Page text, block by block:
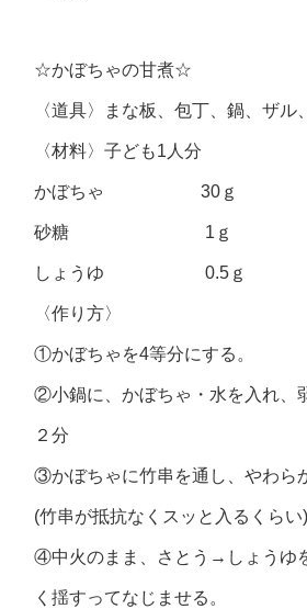
☆かぼちゃの甘煮☆
〈道具〉まな板、包丁、鍋、ザル
〈材料〉子ども1人分
かぼちゃ 30ｇ
砂糖 1ｇ
しょうゆ 0.5ｇ
〈作り方〉
①かぼちゃを4等分にする。
②小鍋に、かぼちゃ・水を入れ、
２分
③かぼちゃに竹串を通し、やわら
(竹串が抵抗なくスッと入るくらい)
④中火のまま、さとう→しょうゆ
く揺すってなじませる。